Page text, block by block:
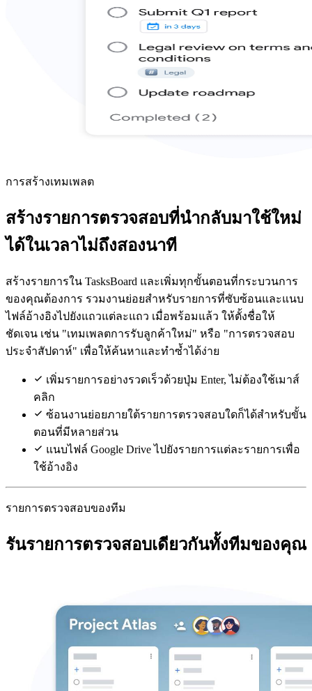
การสร้างเทมเพลต
สร้างรายการตรวจสอบที่นำกลับมาใช้ใหม่
ได้ในเวลาไม่ถึงสองนาที
สร้างรายการใน TasksBoard และเพิ่มทุกขั้นตอนที่กระบวนการ
ของคุณต้องการ รวมงานย่อยสำหรับรายการที่ซับซ้อนและแนบ
ไฟล์อ้างอิงไปยังแถวแต่ละแถว เมื่อพร้อมแล้ว ให้ตั้งชื่อให้
ชัดเจน เช่น "เทมเพลตการรับลูกค้าใหม่" หรือ "การตรวจสอบ
ประจำสัปดาห์" เพื่อให้ค้นหาและทำซ้ำได้ง่าย
เพิ่มรายการอย่างรวดเร็วด้วยปุ่ม Enter, ไม่ต้องใช้เมาส์
คลิก
ซ้อนงานย่อยภายใต้รายการตรวจสอบใดก็ได้สำหรับขั้น
ตอนที่มีหลายส่วน
แนบไฟล์ Google Drive ไปยังรายการแต่ละรายการเพื่อ
ใช้อ้างอิง
รายการตรวจสอบของทีม
รันรายการตรวจสอบเดียวกันทั้งทีมของคุณ